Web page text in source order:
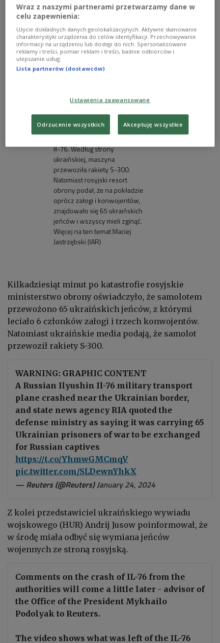
O katastrofie jako pierwsze poinformowały
serwisy internetowe "Baza" i "112". Maszyna spadła
kilka kilometrów od Biełgorodu, w okolicach wsi
Jabłonowo. Portal Meduza ustalił, że godzinę przed
katastrofą w Biełgorodzie ogłoszono alarm
przeciwrakietowy.
00:38
W rosyjskim obwodzie
biełgorodzkim rozbił się
Ił-76. Według strony
ukraińskiej, maszyna
przewoziła rakiety S-300.
Natomiast rosyjski resort
obrony podał, że na pokładzie
oprócz załogi i konwojentów,
znajdowało się 65 ukraińskich
jeńców i wszyscy mieli zginąć.
Więcej na ten temat Maciej
Jastrzębski (IAR)
Kilkadziesiąt minut po katastrofie rosyjskie
ministerstwo obrony oświadczyło, że samolotem
przewożono 65 ukraińskich jeńców, z którymi
leciało 6 członków załogi i trzech konwojentów.
Natomiast ukraińskie media podają, że samolot
przewoził rakiety S-300.
WARNING: GRAPHIC CONTENT
A Russian Ilyushin Il-76 military transport
plane crashed near the Ukrainian border,
and state news agency RIA quoted the
defense ministry as saying it was carrying 65
Ukrainian prisoners of war to be exchanged
for Russian captives
https://t.co/YhmwGMCmqV
pic.twitter.com/SLDewnYhkX
— Reuters (@Reuters)January 24, 2024
Z kolei przedstawiciel ukraińskiego wywiadu
wojskowego (HUR) Andrij Jusow poinformował, że
w środę miała odbyć się wymiana jeńców
wojennych ze stroną rosyjską.
Comments on the crash of IL-76 from the
authorities will come a little later - advisor of
the Office of the President Mykhailo
Podolyak to Reuters.
The video shows what was left of the IL-76
Wraz z naszymi partnerami przetwarzamy dane w
celu zapewnienia:
Użycie dokładnych danych geolokalizacyjnych. Aktywne skanowanie
charakterystyki urządzenia do celów identyfikacji. Przechowywanie
informacji na urządzeniu lub dostęp do nich. Spersonalizowane
reklamy i treści, pomiar reklam i treści, badnie odbiorców i
ulepszanie usług.
Lista partnerów (dostawców)
Ustawienia zaawansowane
Odrzucenie wszystkich Akceptuję wszystkie